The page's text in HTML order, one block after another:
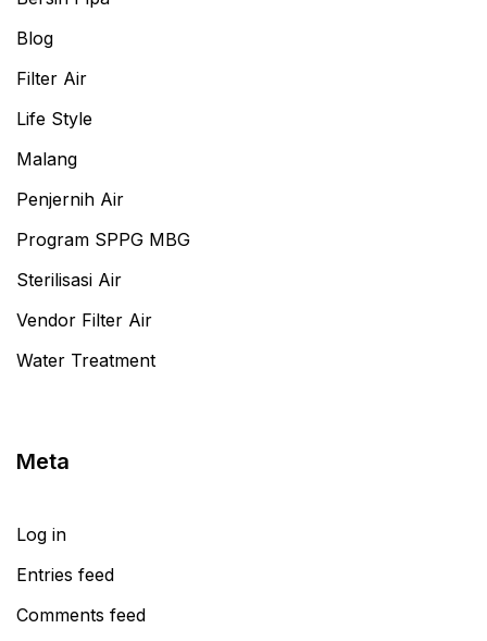
Blog
Filter Air
Life Style
Malang
Penjernih Air
Program SPPG MBG
Sterilisasi Air
Vendor Filter Air
Water Treatment
Meta
Log in
Entries feed
Comments feed